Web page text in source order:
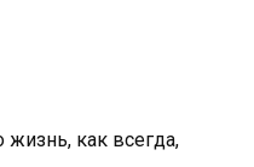
жизнь, как всегда,